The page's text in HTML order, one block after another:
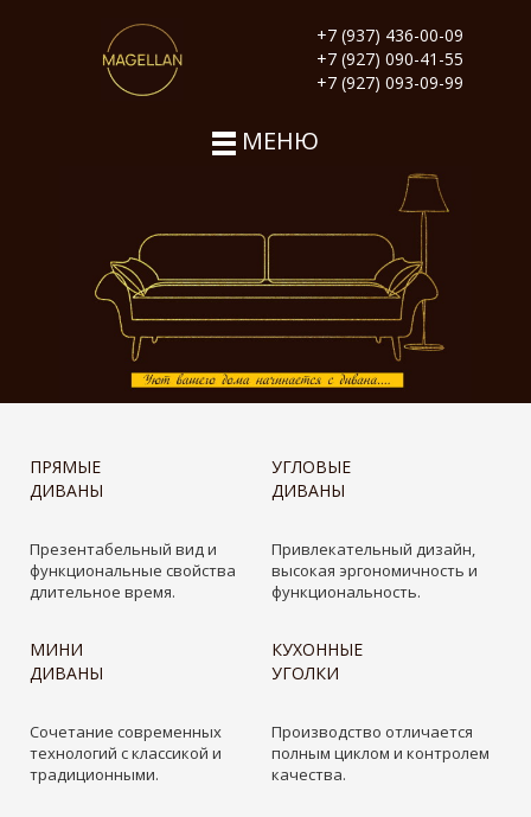
+7 (937) 436-00-09
+7 (927) 090-41-55
+7 (927) 093-09-99
МЕНЮ
ПРЯМЫЕ
ДИВАНЫ
Презентабельный вид и
функциональные свойства
длительное время.
УГЛОВЫЕ
ДИВАНЫ
Привлекательный дизайн,
высокая эргономичность и
функциональность.
МИНИ
ДИВАНЫ
Сочетание современных
технологий с классикой и
традиционными.
КУХОННЫЕ
УГОЛКИ
Производство отличается
полным циклом и контролем
качества.